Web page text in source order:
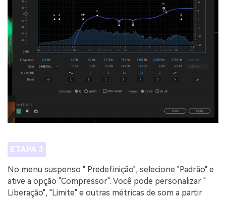
ETAPA 3
No menu suspenso " Predefinição", selecione "Padrão" e
ative a opção "Compressor". Você pode personalizar "
Liberação", "Limite" e outras métricas de som a partir